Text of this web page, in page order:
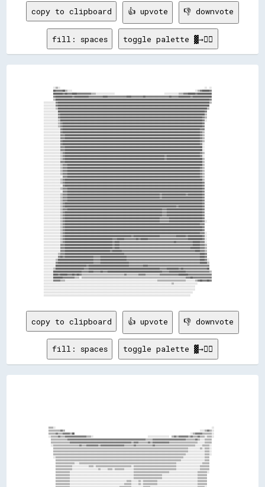
copy to clipboard 👍 upvote 👎 downvote
fill: spaces toggle palette ▓→✊🏽
copy to clipboard 👍 upvote 👎 downvote
fill: spaces toggle palette ▓→✊🏽